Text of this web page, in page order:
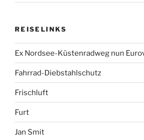
REISELINKS
Ex Nordsee-Küstenradweg nun
Fahrrad-Diebstahlschutz
Frischluft
Furt
Jan Smit